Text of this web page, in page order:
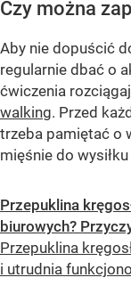
Czy można
Aby nie dopuścić
regularnie dbać o
ćwiczenia
walking. Przed
trzeba pamiętać o
mięśnie do
Przepuklina
biurowych?
Przepuklina
i utrudnia